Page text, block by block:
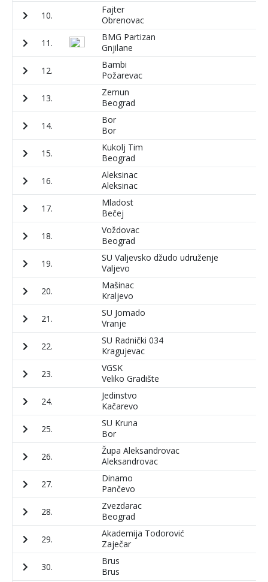
10.
Fajter
Obrenovac
11.
BMG Partizan
Gnjilane
12.
Bambi
Požarevac
13.
Zemun
Beograd
14.
Bor
Bor
15.
Kukolj Tim
Beograd
16.
Aleksinac
Aleksinac
17.
Mladost
Bečej
18.
Voždovac
Beograd
19.
SU Valjevsko džudo udruženje
Valjevo
20.
Mašinac
Kraljevo
21.
SU Jomado
Vranje
22.
SU Radnički 034
Kragujevac
23.
VGSK
Veliko Gradište
24.
Jedinstvo
Kačarevo
25.
SU Kruna
Bor
26.
Župa Aleksandrovac
Aleksandrovac
27.
Dinamo
Pančevo
28.
Zvezdarac
Beograd
29.
Akademija Todorović
Zaječar
30.
Brus
Brus